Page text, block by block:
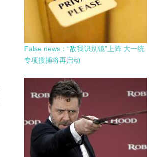
False news：“敌我识别镜”上阵 大一统
专项搜捕将再启动